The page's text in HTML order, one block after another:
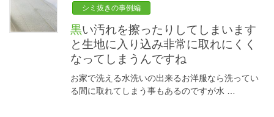
シミ抜きの事例編
黒い汚れを擦ったりしてしまいます
と生地に入り込み非常に取れにくく
なってしまうんですね
お家で洗える水洗いの出来るお洋服なら洗ってい
る間に取れてしまう事もあるのですが水 …